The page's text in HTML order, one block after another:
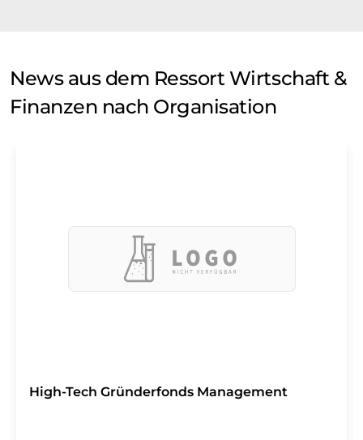
News aus dem Ressort Wirtschaft &
Finanzen nach Organisation
High-Tech Gründerfonds Management